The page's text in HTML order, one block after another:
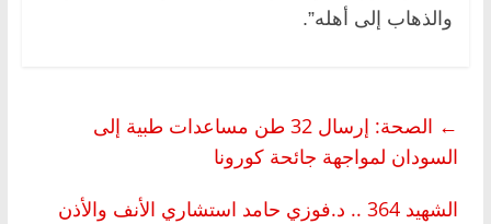
والذهاب إلى أهله”.
←
الصحة: إرسال 32 طن مساعدات طبية إلى
السودان لمواجهة جائحة كورونا
الشهيد 364 .. د.فوزي حامد استشاري الأنف والأذن